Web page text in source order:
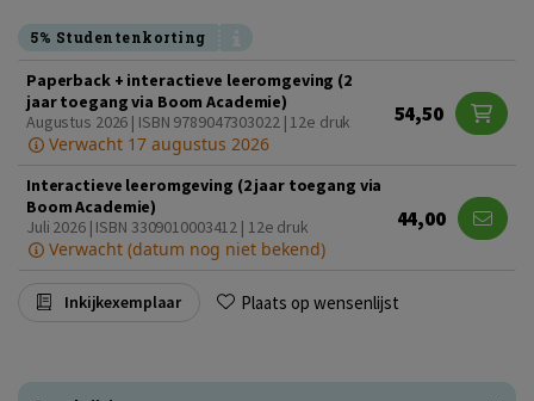
5% Studentenkorting
Paperback + interactieve leeromgeving (2
jaar toegang via Boom Academie)
Augustus 2026 | ISBN 9789047303022 | 12e druk
Verwacht 17 augustus 2026
54,50
Interactieve leeromgeving (2 jaar toegang via
Boom Academie)
Juli 2026 | ISBN 3309010003412 | 12e druk
Verwacht (datum nog niet bekend)
44,00
Inkijkexemplaar Plaats op wensenlijst